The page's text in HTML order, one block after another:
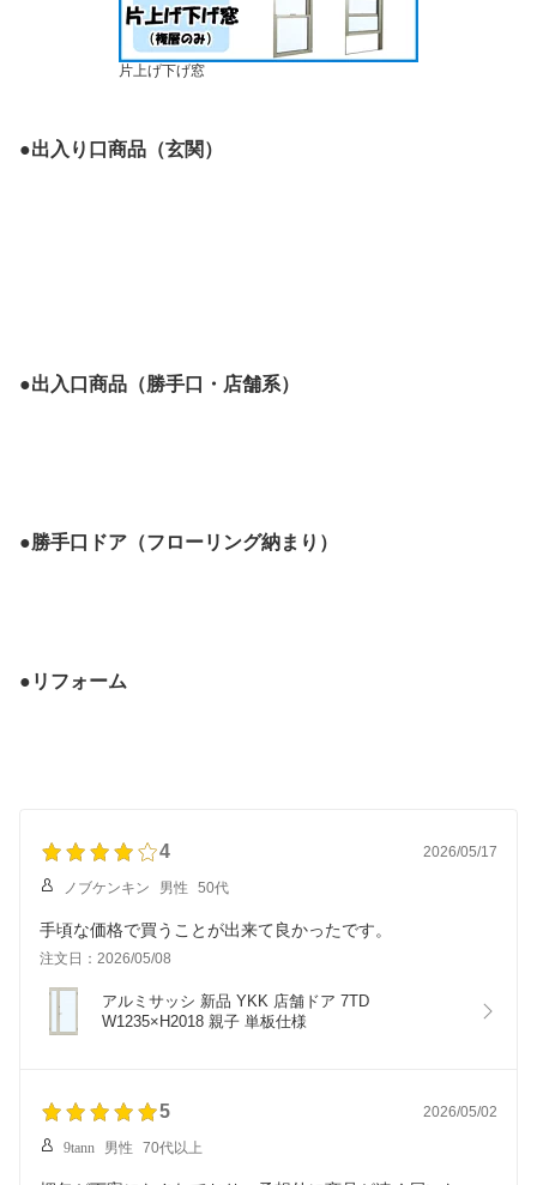
片上げ下げ窓
●出入り口商品（玄関）
●出入口商品（勝手口・店舗系）
●勝手口ドア（フローリング納まり）
●リフォーム
4 2026/05/17
ノブケンキン 男性 50代
手頃な価格で買うことが出来て良かったです。
注文日：2026/05/08
アルミサッシ 新品 YKK 店舗ドア 7TD
W1235×H2018 親子 単板仕様
5 2026/05/02
9tann 男性 70代以上